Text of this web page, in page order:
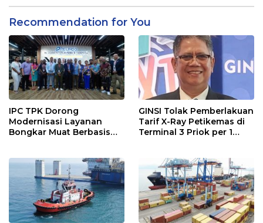
Recommendation for You
IPC TPK Dorong
Modernisasi Layanan
Bongkar Muat Berbasis
GINSI Tolak Pemberlakuan
Tarif X-Ray Petikemas di
Terminal 3 Priok per 1